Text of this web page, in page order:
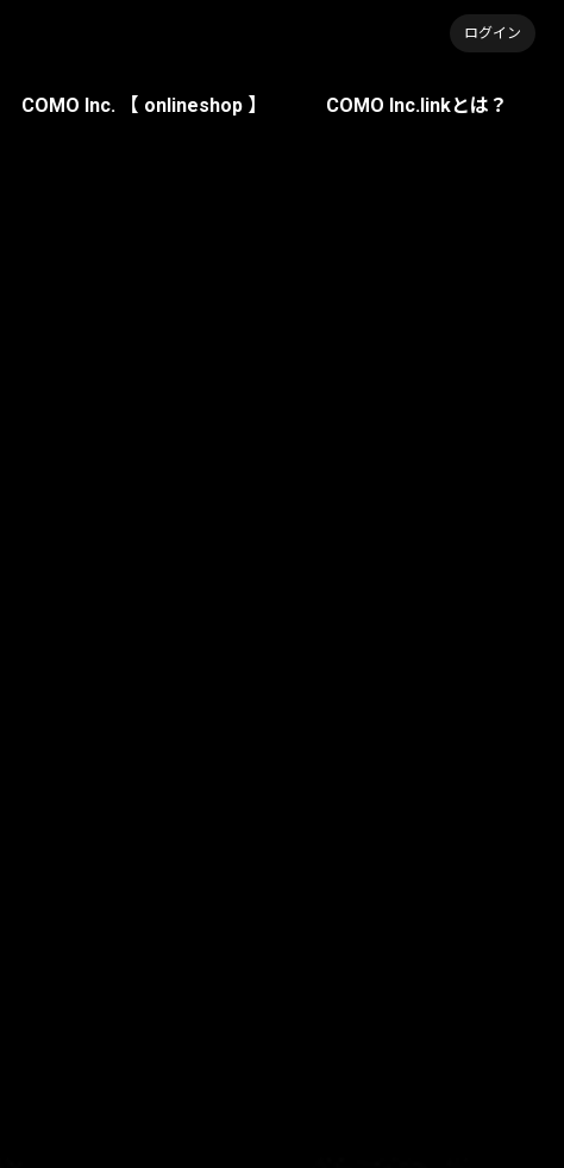
ログイン
COMO Inc. 【 onlineshop 】 COMO Inc.linkとは？